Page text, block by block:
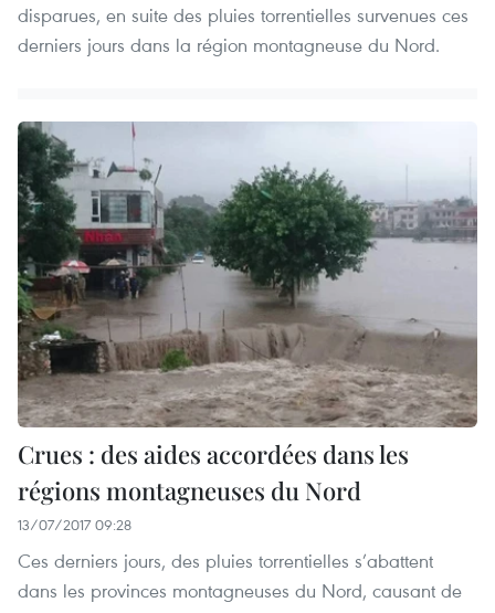
disparues, en suite des pluies torrentielles survenues ces
derniers jours dans la région montagneuse du Nord.
Crues : des aides accordées dans les
régions montagneuses du Nord
13/07/2017 09:28
Ces derniers jours, des pluies torrentielles s’abattent
dans les provinces montagneuses du Nord, causant de